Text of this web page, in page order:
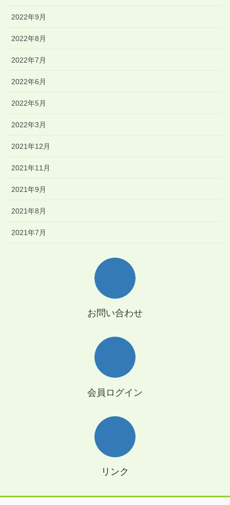
2022年9月
2022年8月
2022年7月
2022年6月
2022年5月
2022年3月
2021年12月
2021年11月
2021年9月
2021年8月
2021年7月
お問い合わせ
会員ログイン
リンク